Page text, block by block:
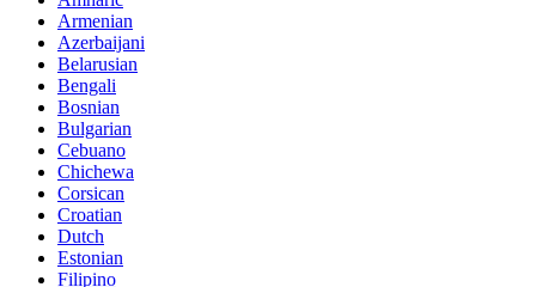
Armenian
Azerbaijani
Belarusian
Bengali
Bosnian
Bulgarian
Cebuano
Chichewa
Corsican
Croatian
Dutch
Estonian
Filipino